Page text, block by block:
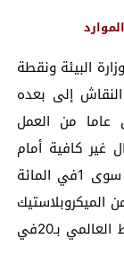
البيئة ونقطة
النقاش إلى بعده
عاما من العمل
غير كافية أمام
تسارع الأزمات. فالمتوسط، رغم أنه لا يمثل سوى 1في المائة
7 في المائة من الميكروبلاستيك
العالمي، ويسجل معدل احترار يفوق المتوسط العالمي بـ20في